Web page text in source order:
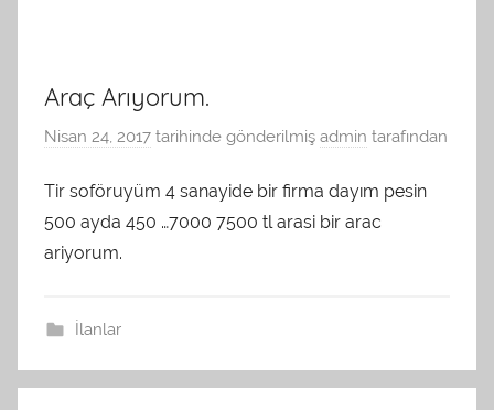
Araç Arıyorum.
Nisan 24, 2017 tarihinde gönderilmiş admin tarafından
Tir soföruyüm 4 sanayide bir firma dayım pesin
500 ayda 450 …7000 7500 tl arasi bir arac
ariyorum.
İlanlar